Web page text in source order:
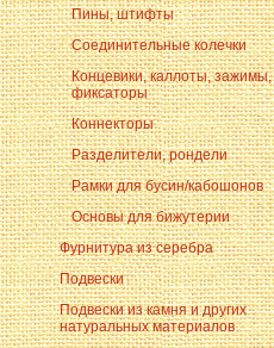
Пины, штифты
Соединительные колечки
Концевики, каллоты, зажимы,
фиксаторы
Коннекторы
Разделители, рондели
Рамки для бусин/кабошонов
Основы для бижутерии
Фурнитура из серебра
Подвески
Подвески из камня и других
натуральных материалов